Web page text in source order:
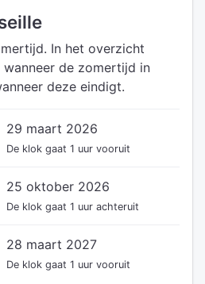
In het overzicht
de zomertijd in
deze eindigt.
29 maart 2026
De klok gaat 1 uur vooruit
25 oktober 2026
De klok gaat 1 uur achteruit
28 maart 2027
De klok gaat 1 uur vooruit